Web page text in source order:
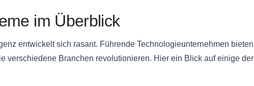
im Überblick
entwickelt sich rasant. Führende Technologieunternehmen bieten
verschiedene Branchen revolutionieren. Hier ein Blick auf einige der